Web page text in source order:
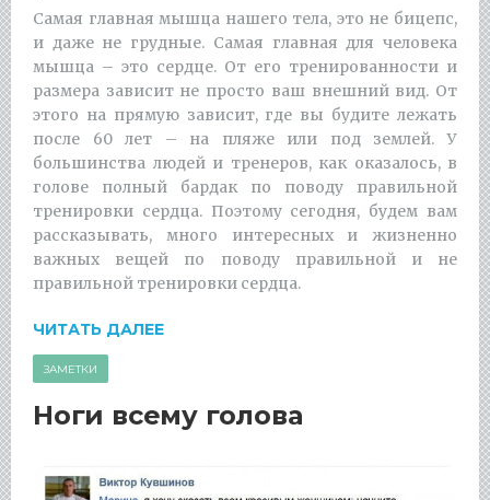
Самая главная мышца нашего тела, это не бицепс,
и даже не грудные. Самая главная для человека
мышца – это сердце. От его тренированности и
размера зависит не просто ваш внешний вид. От
этого на прямую зависит, где вы будите лежать
после 60 лет – на пляже или под землей. У
большинства людей и тренеров, как оказалось, в
голове полный бардак по поводу правильной
тренировки сердца. Поэтому сегодня, будем вам
рассказывать, много интересных и жизненно
важных вещей по поводу правильной и не
правильной тренировки сердца.
ЧИТАТЬ ДАЛЕЕ
ЗАМЕТКИ
Ноги всему голова